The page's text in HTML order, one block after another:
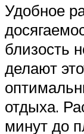
Удобное
близость
делают
отдыха.
минут до